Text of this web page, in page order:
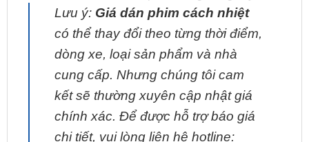
xuyên cập nhật giá chính xác. Để được hỗ trợ báo
giá chi tiết, vui lòng liên hệ hotline:0949.60.3979
và nhận nhiều ưu đãi hấp dẫn trong tháng này.
Giá dán phim cách nhiệt
có thể thay đổi theo từng thời điểm,
dòng xe, loại sản phẩm và nhà
cung cấp. Nhưng chúng tôi cam